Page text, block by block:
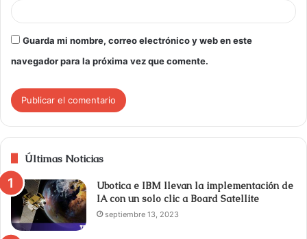
Guarda mi nombre, correo electrónico y web en este
navegador para la próxima vez que comente.
Últimas Noticias
Ubotica e IBM llevan la implementación de
IA con un solo clic a Board Satellite
septiembre 13, 2023